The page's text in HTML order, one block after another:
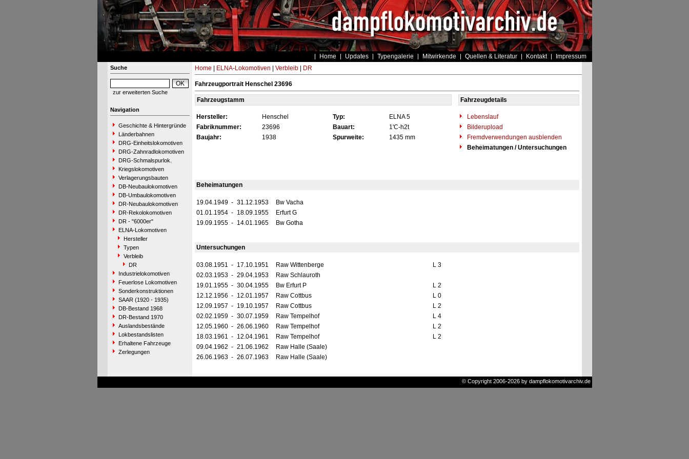
Home Updates Typengalerie Mitwirkende Quellen & Literatur Kontakt Impressum
Suche
zur erweiterten Suche
Navigation
Geschichte & Hintergründe
Länderbahnen
DRG-Einheitslokomotiven
DRG-Zahnradlokomotiven
DRG-Schmalspurlok.
Kriegslokomotiven
Verlagerungsbauten
DB-Neubaulokomotiven
DB-Umbaulokomotiven
DR-Neubaulokomotiven
DR-Rekolokomotiven
DR - "6000er"
ELNA-Lokomotiven
Hersteller
Typen
Verbleib
DR
Industrielokomotiven
Feuerlose Lokomotiven
Sonderkonstruktionen
SAAR (1920 - 1935)
DB-Bestand 1968
DR-Bestand 1970
Auslandsbestände
Lokbestandslisten
Erhaltene Fahrzeuge
Zerlegungen
Home ELNA-Lokomotiven Verbleib| DR
Fahrzeugportrait Henschel 23696
Fahrzeugstamm Fahrzeugdetails
Hersteller: Henschel Typ: ELNA 5
Lebenslauf
Fabriknummer:
23696 Bauart: 1'C-h2t
Bilderupload
Baujahr:
1938 Spurweite: 1435 mm
Fremdverwendungen ausblenden
Beheimatungen / Untersuchungen
Beheimatungen
19.04.1949 - 31.12.1953
Bw Vacha
01.01.1954 - 18.09.1955
Erfurt G
19.09.1955 - 14.01.1965 Bw Gotha
Untersuchungen
03.08.1951 - 17.10.1951 Raw Wittenberge
L 3
02.03.1953 - 29.04.1953
Raw Schlauroth
19.01.1955 - 30.04.1955 Bw Erfurt P
L 2
12.12.1956 - 12.01.1957 Raw Cottbus
L 0
12.09.1957 - 19.10.1957 Raw Cottbus
L 2
02.02.1959 - 30.07.1959 Raw Tempelhof
L 4
12.05.1960 - 26.06.1960 Raw Tempelhof
L 2
18.03.1961 - 12.04.1961 Raw Tempelhof
L 2
09.04.1962 - 21.06.1962
Raw Halle (Saale)
26.06.1963 - 26.07.1963 Raw Halle (Saale)
© Copyright 2006-2026 by dampflokomotivarchiv.de